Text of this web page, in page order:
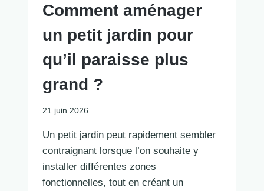
Comment aménager
un petit jardin pour
qu’il paraisse plus
grand ?
21 juin 2026
Un petit jardin peut rapidement sembler
contraignant lorsque l’on souhaite y
installer différentes zones
fonctionnelles, tout en créant un